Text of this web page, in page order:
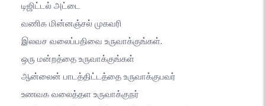
டிஜிட்டல் அட்டை
வணிக மின்னஞ்சல் முகவரி
இலவச வலைப்பதிவை உருவாக்குங்கள்.
ஒரு மன்றத்தை உருவாக்குங்கள்
ஆன்லைன் பாடத்திட்டத்தை உருவாக்குபவர்
உணவக வலைத்தள உருவாக்குநர்